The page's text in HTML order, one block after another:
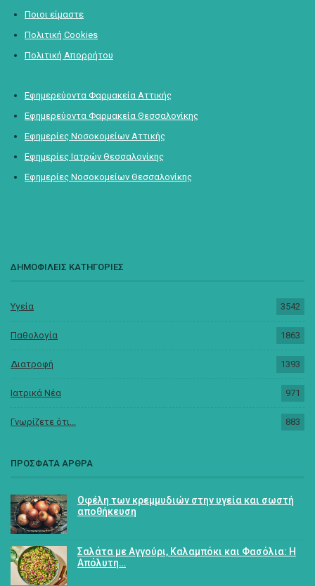
Ποιοι είμαστε
Πολιτική Cookies
Πολιτική Απορρήτου
Εφημερεύοντα Φαρμακεία Αττικής
Εφημερεύοντα Φαρμακεία Θεσσαλονίκης
Εφημερίες Νοσοκομείων Αττικής
Εφημερίες Ιατρών Θεσσαλονίκης
Εφημερίες Νοσοκομείων Θεσσαλονίκης
ΔΗΜΟΦΙΛΕΙΣ ΚΑΤΗΓΟΡΙΕΣ
Υγεία 3542
Παθολογία 1863
Διατροφή 1393
Ιατρικά Νέα 971
Γνωρίζετε ότι... 883
ΠΡΟΣΦΑΤΑ ΑΡΘΡΑ
Οφέλη των κρεμμυδιών στην υγεία και σωστή
αποθήκευση
Σαλάτα με Αγγούρι, Καλαμπόκι και Φασόλια: Η
Απόλυτη…